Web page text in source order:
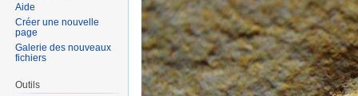
Aide
Créer une nouvelle
page
Galerie des nouveaux
fichiers
Outils